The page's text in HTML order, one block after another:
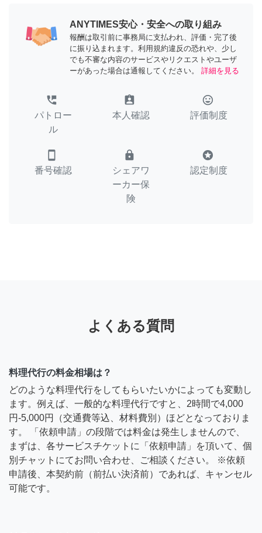
ANYTIMES安心・安全への取り組み
報酬は取引前に事務局に支払われ、評価・完了後
に振り込まれます。利用規約違反の恐れや、少し
でも不審な内容のサービスやリクエストやユーザ
ーがあった場合は通報してください。
詳細を見る
perm_phone_msg
パトロー
ル
assignment_ind
本人確認
tag_faces
評価制度
smartphone
番号確認
lock
シェアワ
ーカー保
険
stars
認定制度
よくある質問
料理代行の料金相場は？
どのような料理代行をしてもらいたいかによっても変動し
ます。例えば、一般的な料理代行ですと、2時間で4,000
円-5,000円（交通費等込、材料費別）ほどとなっておりま
す。 「依頼申請」の段階では料金は発生しませんので、
まずは、各サービスチケットに「依頼申請」を頂いて、個
別チャットにてお問い合わせ、ご相談ください。 ※依頼
申請後、本契約前（前払い決済前）であれば、キャンセル
可能です。